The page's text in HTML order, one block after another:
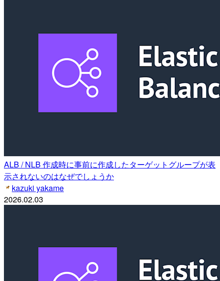
ALB / NLB 作成時に事前に作成したターゲットグループが表
示されないのはなぜでしょうか
kazuki yakame
2026.02.03